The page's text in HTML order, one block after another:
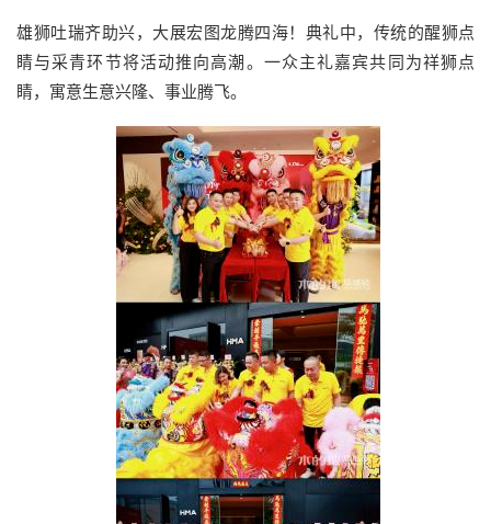
雄狮吐瑞齐助兴，大展宏图龙腾四海！典礼中，传统的醒狮点
睛与采青环节将活动推向高潮。一众主礼嘉宾共同为祥狮点
睛，寓意生意兴隆、事业腾飞。